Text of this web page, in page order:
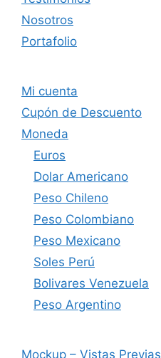
Nosotros
Portafolio
Mi cuenta
Cupón de Descuento
Moneda
Euros
Dolar Americano
Peso Chileno
Peso Colombiano
Peso Mexicano
Soles Perú
Bolivares Venezuela
Peso Argentino
Mockup – Vistas Previas